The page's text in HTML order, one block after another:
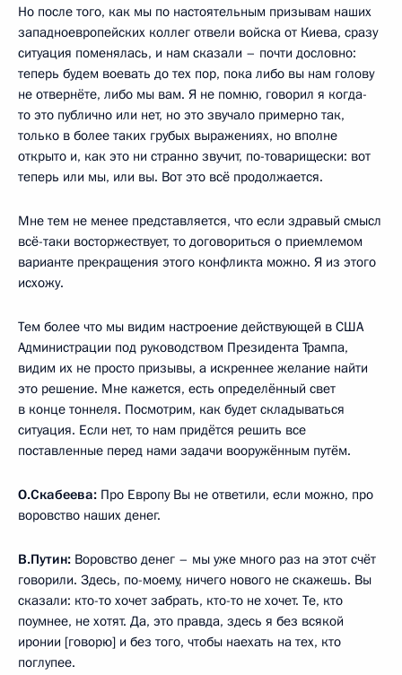
Но после того, как мы по настоятельным призывам наших
западноевропейских коллег отвели войска от Киева, сразу
ситуация поменялась, и нам сказали – почти дословно:
теперь будем воевать до тех пор, пока либо вы нам голову
не отвернёте, либо мы вам. Я не помню, говорил я когда-
то это публично или нет, но это звучало примерно так,
только в более таких грубых выражениях, но вполне
открыто и, как это ни странно звучит, по-товарищески: вот
теперь или мы, или вы. Вот это всё продолжается.
Мне тем не менее представляется, что если здравый смысл
всё-таки восторжествует, то договориться о приемлемом
варианте прекращения этого конфликта можно. Я из этого
исхожу.
Тем более что мы видим настроение действующей в США
Администрации под руководством Президента Трампа,
видим их не просто призывы, а искреннее желание найти
это решение. Мне кажется, есть определённый свет
в конце тоннеля. Посмотрим, как будет складываться
ситуация. Если нет, то нам придётся решить все
поставленные перед нами задачи вооружённым путём.
О.Скабеева: Про Европу Вы не ответили, если можно, про
воровство наших денег.
В.Путин: Воровство денег – мы уже много раз на этот счёт
говорили. Здесь, по-моему, ничего нового не скажешь. Вы
сказали: кто-то хочет забрать, кто-то не хочет. Те, кто
поумнее, не хотят. Да, это правда, здесь я без всякой
иронии [говорю] и без того, чтобы наехать на тех, кто
поглупее.